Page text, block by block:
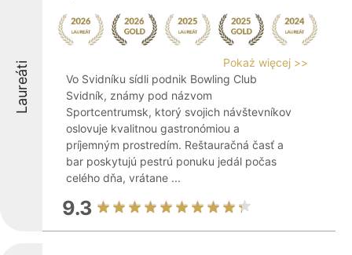
Laureáti
Pokaż więcej >>
Vo Svidníku sídli podnik Bowling Club
Svidník, známy pod názvom
Sportcentrumsk, ktorý svojich návštevníkov
oslovuje kvalitnou gastronómiou a
príjemným prostredím. Reštauračná časť a
bar poskytujú pestrú ponuku jedál počas
celého dňa, vrátane ...
9.3